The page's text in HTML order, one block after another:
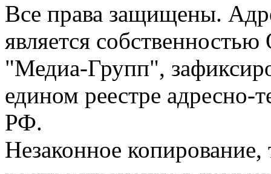
Все права защищены.
является
"Медиа-Групп",
едином реестре адресно-
РФ.
Незаконное